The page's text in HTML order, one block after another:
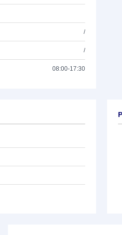
/
/
08:00-17:30